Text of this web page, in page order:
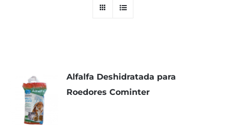
Alfalfa Deshidratada para
Roedores Cominter